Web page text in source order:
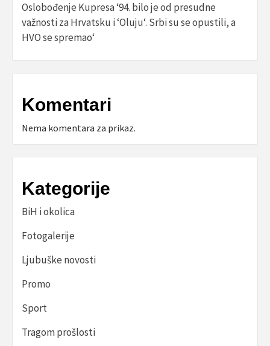
Oslobođenje Kupresa ‘94. bilo je od presudne
važnosti za Hrvatsku i ‘Oluju‘. Srbi su se opustili, a
HVO se spremao‘
Komentari
Nema komentara za prikaz.
Kategorije
BiH i okolica
Fotogalerije
Ljubuške novosti
Promo
Sport
Tragom prošlosti